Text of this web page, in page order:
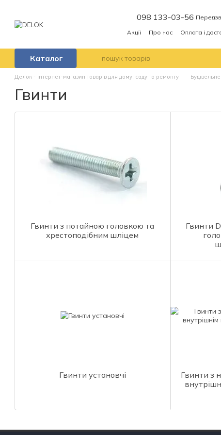
098 133-03-56
Акції Про нас Оплата і
Каталог
Делок - інтернет-магазин товарів для дому, саду та ремонту
Гвинти
Гвинти з потайною головкою та
хрестоподібним шліцем
Гвинти
Гвинти установчі
Гвинти з